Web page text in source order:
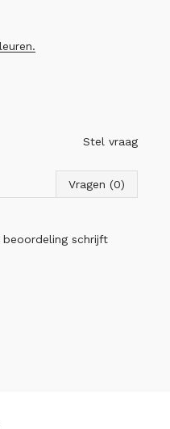
Stel vraag
Vragen (0)
beoordeling schrijft